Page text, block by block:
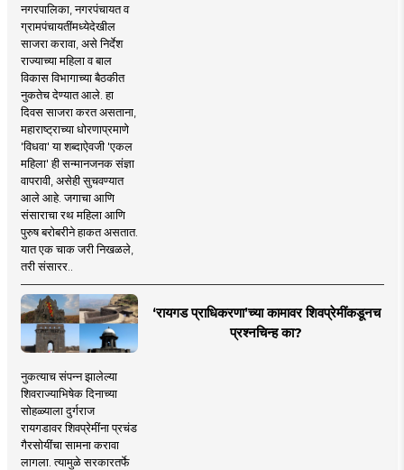
नगरपालिका, नगरपंचायत व
ग्रामपंचायतींमध्येदेखील
साजरा करावा, असे निर्देश
राज्याच्या महिला व बाल
विकास विभागाच्या बैठकीत
नुकतेच देण्यात आले. हा
दिवस साजरा करत असताना,
महाराष्ट्राच्या धोरणाप्रमाणे
'विधवा' या शब्दाऐवजी 'एकल
महिला' ही सन्मानजनक संज्ञा
वापरावी, असेही सुचवण्यात
आले आहे. जगाचा आणि
संसाराचा रथ महिला आणि
पुरुष बरोबरीने हाकत असतात.
यात एक चाक जरी निखळले,
तरी संसारर..
‘रायगड प्राधिकरणा’च्या कामावर शिवप्रेमींकडूनच
प्रश्नचिन्ह का?
नुकत्याच संपन्न झालेल्या
शिवराज्याभिषेक दिनाच्या
सोहळ्याला दुर्गराज
रायगडावर शिवप्रेमींना प्रचंड
गैरसोयींचा सामना करावा
लागला. त्यामुळे सरकारतर्फे